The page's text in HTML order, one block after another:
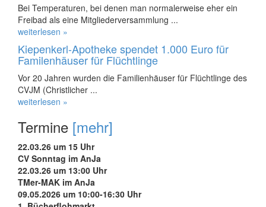
Bei Temperaturen, bei denen man normalerweise eher ein
Freibad als eine Mitgliederversammlung ...
weiterlesen »
Kiepenkerl-Apotheke spendet 1.000 Euro für
Familenhäuser für Flüchtlinge
Vor 20 Jahren wurden die Familienhäuser für Flüchtlinge des
CVJM (Christlicher ...
weiterlesen »
Termine [mehr]
22.03.26 um 15 Uhr
CV Sonntag im AnJa
22.03.26 um 13:00 Uhr
TMer-MAK im AnJa
09.05.2026 um 10:00-16:30 Uhr